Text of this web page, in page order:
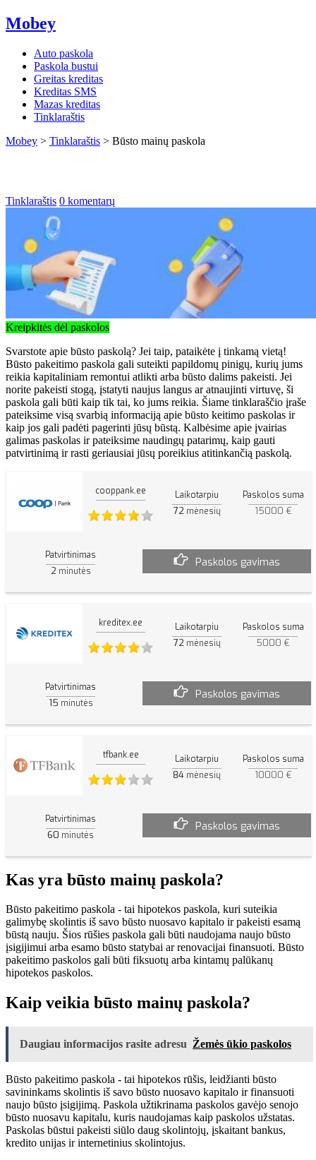
Mobey
Auto paskola
Paskola bustui
Greitas kreditas
Kreditas SMS
Mazas kreditas
Tinklaraštis
Mobey > Tinklaraštis > Būsto mainų paskola
Tinklaraštis 0 komentarų
Kreipkitės dėl paskolos
Svarstote apie būsto paskolą? Jei taip, pataikėte į tinkamą vietą!
Būsto pakeitimo paskola gali suteikti papildomų pinigų, kurių jums
reikia kapitaliniam remontui atlikti arba būsto dalims pakeisti. Jei
norite pakeisti stogą, įstatyti naujus langus ar atnaujinti virtuvę, ši
paskola gali būti kaip tik tai, ko jums reikia. Šiame tinklaraščio įraše
pateiksime visą svarbią informaciją apie būsto keitimo paskolas ir
kaip jos gali padėti pagerinti jūsų būstą. Kalbėsime apie įvairias
galimas paskolas ir pateiksime naudingų patarimų, kaip gauti
patvirtinimą ir rasti geriausiai jūsų poreikius atitinkančią paskolą.
cooppank.ee Laikotarpiu
72mėnesių
Paskolos suma
15000 €
Patvirtinimas
2minutės
Paskolos gavimas
kreditex.ee Laikotarpiu
72mėnesių
Paskolos suma
5000 €
Patvirtinimas
15 minutės
Paskolos gavimas
tfbank.ee Laikotarpiu
84 mėnesių
Paskolos suma
10000 €
Patvirtinimas
60 minutės
Paskolos gavimas
Kas yra būsto mainų paskola?
Būsto pakeitimo paskola - tai hipotekos paskola, kuri suteikia
galimybę skolintis iš savo būsto nuosavo kapitalo ir pakeisti esamą
būstą nauju. Šios rūšies paskola gali būti naudojama naujo būsto
įsigijimui arba esamo būsto statybai ar renovacijai finansuoti. Būsto
pakeitimo paskolos gali būti fiksuotų arba kintamų palūkanų
hipotekos paskolos.
Kaip veikia būsto mainų paskola?
Daugiau informacijos rasite adresu Žemės ūkio paskolos
Būsto pakeitimo paskola - tai hipotekos rūšis, leidžianti būsto
savininkams skolintis iš savo būsto nuosavo kapitalo ir finansuoti
naujo būsto įsigijimą. Paskola užtikrinama paskolos gavėjo senojo
būsto nuosavu kapitalu, kuris naudojamas kaip paskolos užstatas.
Paskolas būstui pakeisti siūlo daug skolintojų, įskaitant bankus,
kredito unijas ir internetinius skolintojus.